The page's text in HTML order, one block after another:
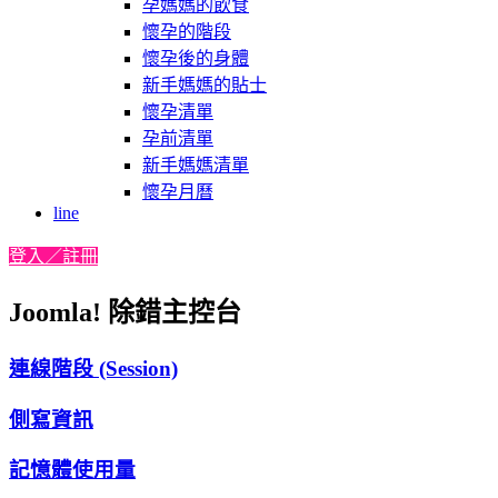
孕媽媽的飲食
懷孕的階段
懷孕後的身體
新手媽媽的貼士
懷孕清單
孕前清單
新手媽媽清單
懷孕月曆
line
登入／註冊
Joomla! 除錯主控台
連線階段 (Session)
側寫資訊
記憶體使用量